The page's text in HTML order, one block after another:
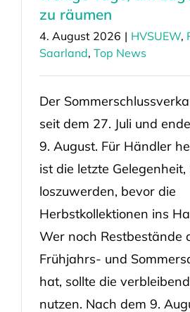
zu räumen
4. August 2026 | HVSUEW,
Saarland, Top News
Der
seit dem 27. Juli und
9. August. Für Händler
ist die letzte
loszuwerden, bevor die
Herbstkollektionen ins
Wer noch Restbestände
Frühjahrs- und
hat, sollte die
nutzen. Nach dem 9.